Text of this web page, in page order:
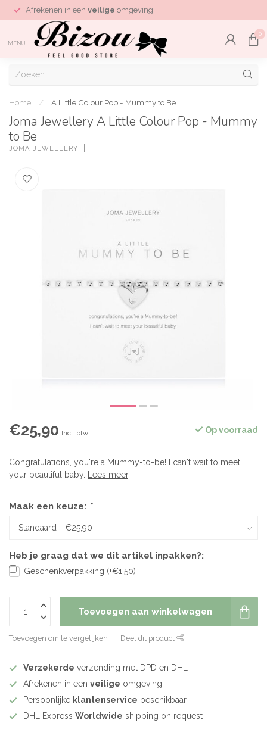
Afrekenen in een veilige omgeving
MENU
0
Home / A Little Colour Pop - Mummy to Be
Joma Jewellery A Little Colour Pop - Mummy
to Be
JOMA JEWELLERY
€25,90 Incl. btw Op voorraad
Congratulations, you're a Mummy-to-be! I can't wait to meet
your beautiful baby.
Lees meer.
Maak een keuze: *
Heb je graag dat we dit artikel inpakken?:
Geschenkverpakking (+€1,50)
Toevoegen aan winkelwagen
Toevoegen om te vergelijken Deel dit product
Verzekerde verzending met DPD en DHL
Afrekenen in een veilige omgeving
Persoonlijke klantenservice beschikbaar
DHL Express Worldwide shipping on request